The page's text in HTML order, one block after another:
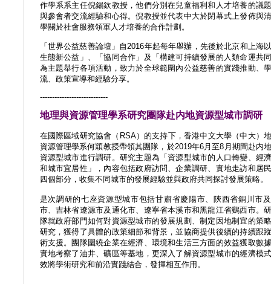
作學系系主任倪錫欽教授，他們分別在兒童福利和人才培養的議
與參會者交流經驗和心得。倪教授並代表中大於閉幕式上發佈與
學關於社會服務領軍人才培養的合作計劃。
「世界公益慈善論壇」自2016年起每年舉辦，先後於北京和上海
生態新公益」、「協同合作」及「構建可持續發展的人類命運共
為主題舉行各項活動，致力於全球範圍內公益慈善的實踐推動、
流、政策宣導和經驗分享。
----------------------------
地理與資源管理學系研究團隊赴内地資源型城市調研
在國際區域研究協會（RSA）的支持下，香港中文大學（中大）
資源管理學系何穎教授帶領其團隊，於2019年6月至8月期間赴内
資源型城市進行調研。研究主題為「資源型城市的人口轉變、經
和城市宜居性」，內容包括政府訪問、企業調研、實地走訪和居
四個部分，收集不同城市的發展經驗並與政府共同探討發展策略。
是次調研的七座資源型城市包括甘肅省慶陽市、陝西省銅川市
市、吉林省遼源市及通化市、遼寧省本溪市和黑龍江省鷄西市。
隊就政府部門如何對資源型城市的發展規劃、制定因地制宜的策
研究，獲得了具體的政策細節和背景，並協商提供後續的持續跟
術支援。團隊圍繞企業在經濟、環境和生活三方面的效益獲取數
實地考察了油井、礦區等基地，更深入了解資源型城市的經濟模
效將學術研究和前沿實踐結合，發揮相互作用。